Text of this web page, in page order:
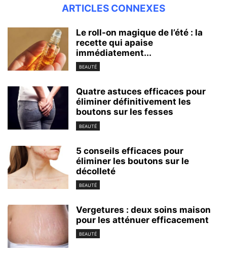
ARTICLES CONNEXES
Le roll-on magique de l’été : la
recette qui apaise
immédiatement...
BEAUTÉ
Quatre astuces efficaces pour
éliminer définitivement les
boutons sur les fesses
BEAUTÉ
5 conseils efficaces pour
éliminer les boutons sur le
décolleté
BEAUTÉ
Vergetures : deux soins maison
pour les atténuer efficacement
BEAUTÉ